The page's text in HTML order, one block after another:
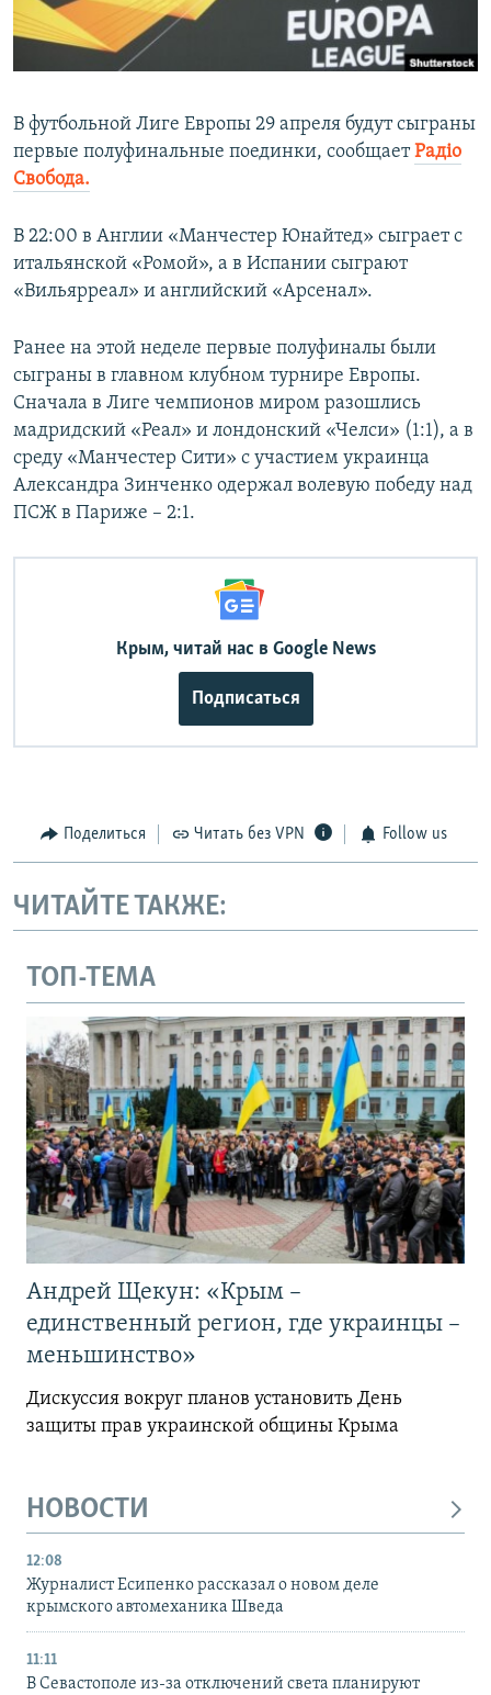
ПОБЕДИТЕЛЕЙ НЕ СУДЯТ?
КРЫМ.НЕПОКОРЕННЫЙ
УКРАИНСКАЯ ПРОБЛЕМА КРЫМА
ПРИСОЕДИНЯЙТЕСЬ!
Все сайты RFE/RL
В футбольной Лиге Европы 29 апреля будут сыграны
первые полуфинальные поединки, сообщаетРадіо
Свобода.
В 22:00 в Англии «Манчестер Юнайтед» сыграет с
итальянской «Ромой», а в Испании сыграют
«Вильярреал» и английский «Арсенал».
Ранее на этой неделе первые полуфиналы были
сыграны в главном клубном турнире Европы.
Сначала в Лиге чемпионов миром разошлись
мадридский «Реал» и лондонский «Челси» (1:1), а в
среду «Манчестер Сити» с участием украинца
Александра Зинченко одержал волевую победу над
ПСЖ в Париже – 2:1.
Крым, читай нас в Google News
Подписаться
Поделиться Читать без VPN Follow us
ЧИТАЙТЕ ТАКЖЕ:
ТОП-ТЕМА
Андрей Щекун: «Крым –
единственный регион, где украинцы –
меньшинство»
Дискуссия вокруг планов установить День
защиты прав украинской общины Крыма
НОВОСТИ
12:08
Журналист Есипенко рассказал о новом деле
крымского автомеханика Шведа
11:11
В Севастополе из-за отключений света планируют